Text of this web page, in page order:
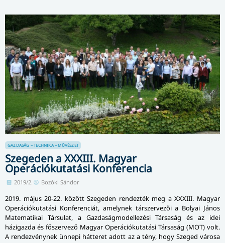
GAZDASÁG – TECHNIKA – MŰVÉSZET
Szegeden a XXXIII. Magyar
Operációkutatási Konferencia
2019/2. Bozóki Sándor
2019. május 20-22. között Szegeden rendezték meg a XXXIII. Magyar
Operációkutatási Kon­fe­ren­ci­át, amelynek társzervezői a Bolyai János
Ma­te­ma­ti­kai Társulat, a Gazdaság­mo­del­le­zé­si Társaság és az idei
házigazda és főszervező Magyar Ope­rá­ci­ó­ku­ta­tá­si Társaság (MOT) volt.
A rendezvénynek ünnepi hátteret adott az a tény, hogy Szeged városa